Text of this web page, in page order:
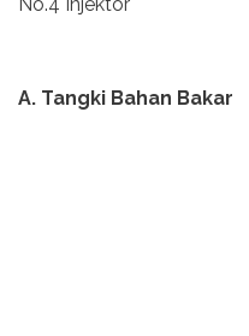
A. Tangki Bahan Bakar